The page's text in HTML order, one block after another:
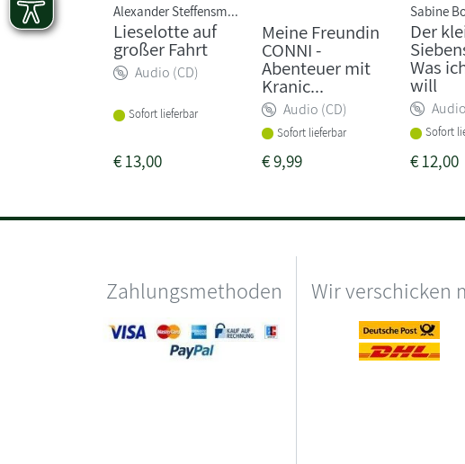
Alexander Steffensm...
Lieselotte auf
großer Fahrt
Audio (CD)
Sofort lieferbar
€13,00
Meine Freundin
CONNI -
Abenteuer mit
Kranic...
Audio (CD)
Sofort lieferbar
€9,99
Sabine
Der
Was
will
Sofort
€12,00
Zahlungsmethoden Wir verschicken